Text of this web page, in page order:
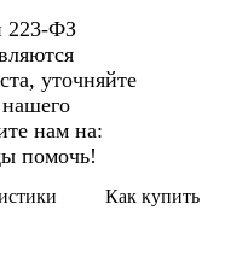
223-ФЗ
уточняйте
нам на:
помочь!
Как купить